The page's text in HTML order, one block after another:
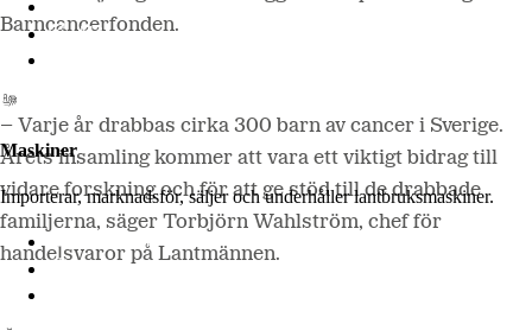
LM2
Maskiner
Importerar, marknadsför, säljer och underhåller lantbruksmaskiner.
Lantmännen Maskin
Begagnatbörsen
Barncancerfonden.
– Varje år drabbas cirka 300 barn av cancer i Sverige.
Årets insamling kommer att vara ett viktigt bidrag till
vidare forskning och för att ge stöd till de drabbade
familjerna, säger Torbjörn Wahlström, chef för
handelsvaror på Lantmännen.